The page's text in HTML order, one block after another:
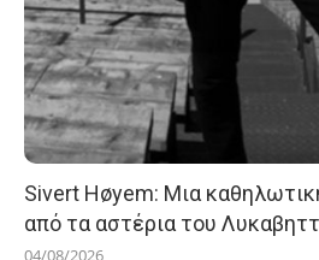
Sivert Høyem: Μια
από τα αστέρια του